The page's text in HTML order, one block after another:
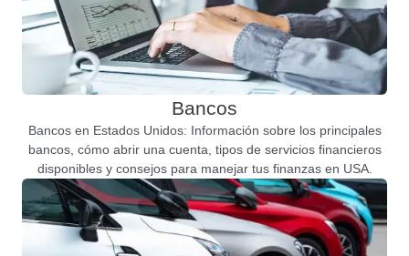
Bancos
Bancos en Estados Unidos: Información sobre los principales
bancos, cómo abrir una cuenta, tipos de servicios financieros
disponibles y consejos para manejar tus finanzas en USA.